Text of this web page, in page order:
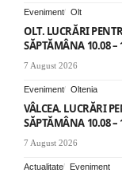
Eveniment Olt
OLT. LUCRĂRI
SĂPTĂMÂNA 10.08 –
7 August 2026
Eveniment Oltenia
VÂLCEA. LUCRĂRI
SĂPTĂMÂNA 10.08 –
7 August 2026
Actualitate Eveniment